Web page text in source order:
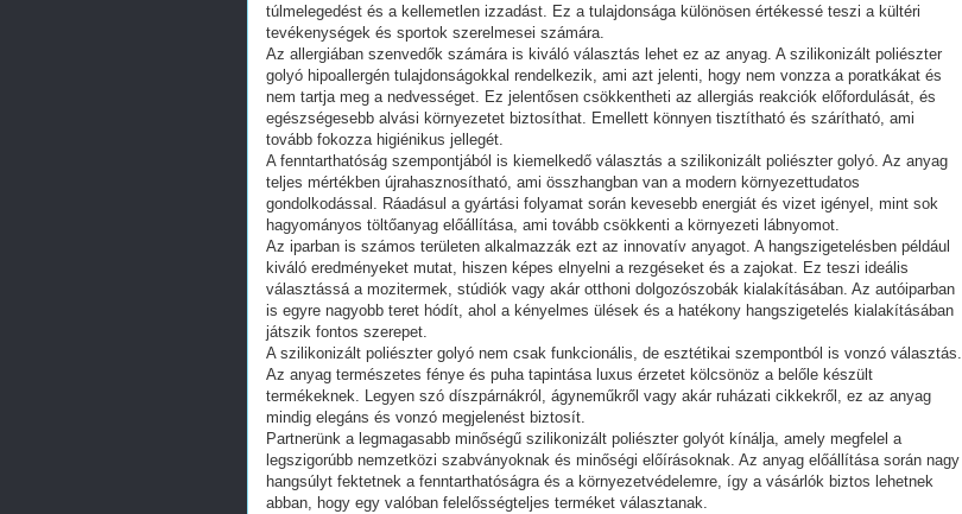
túlmelegedést és a kellemetlen izzadást. Ez a tulajdonsága különösen értékessé teszi a kültéri
tevékenységek és sportok szerelmesei számára.
Az allergiában szenvedők számára is kiváló választás lehet ez az anyag. A szilikonizált poliészter
golyó hipoallergén tulajdonságokkal rendelkezik, ami azt jelenti, hogy nem vonzza a poratkákat és
nem tartja meg a nedvességet. Ez jelentősen csökkentheti az allergiás reakciók előfordulását, és
egészségesebb alvási környezetet biztosíthat. Emellett könnyen tisztítható és szárítható, ami
tovább fokozza higiénikus jellegét.
A fenntarthatóság szempontjából is kiemelkedő választás a szilikonizált poliészter golyó. Az anyag
teljes mértékben újrahasznosítható, ami összhangban van a modern környezettudatos
gondolkodással. Ráadásul a gyártási folyamat során kevesebb energiát és vizet igényel, mint sok
hagyományos töltőanyag előállítása, ami tovább csökkenti a környezeti lábnyomot.
Az iparban is számos területen alkalmazzák ezt az innovatív anyagot. A hangszigetelésben például
kiváló eredményeket mutat, hiszen képes elnyelni a rezgéseket és a zajokat. Ez teszi ideális
választássá a mozitermek, stúdiók vagy akár otthoni dolgozószobák kialakításában. Az autóiparban
is egyre nagyobb teret hódít, ahol a kényelmes ülések és a hatékony hangszigetelés kialakításában
játszik fontos szerepet.
A szilikonizált poliészter golyó nem csak funkcionális, de esztétikai szempontból is vonzó választás.
Az anyag természetes fénye és puha tapintása luxus érzetet kölcsönöz a belőle készült
termékeknek. Legyen szó díszpárnákról, ágyneműkről vagy akár ruházati cikkekről, ez az anyag
mindig elegáns és vonzó megjelenést biztosít.
Partnerünk a legmagasabb minőségű szilikonizált poliészter golyót kínálja, amely megfelel a
legszigorúbb nemzetközi szabványoknak és minőségi előírásoknak. Az anyag előállítása során nagy
hangsúlyt fektetnek a fenntarthatóságra és a környezetvédelemre, így a vásárlók biztos lehetnek
abban, hogy egy valóban felelősségteljes terméket választanak.